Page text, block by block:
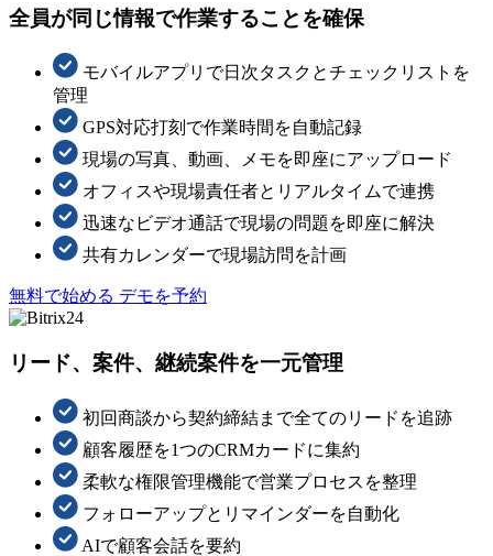
全員が同じ情報で作業することを確保
モバイルアプリで日次タスクとチェックリストを
管理
GPS対応打刻で作業時間を自動記録
現場の写真、動画、メモを即座にアップロード
オフィスや現場責任者とリアルタイムで連携
迅速なビデオ通話で現場の問題を即座に解決
共有カレンダーで現場訪問を計画
無料で始める デモを予約
リード、案件、継続案件を一元管理
初回商談から契約締結まで全てのリードを追跡
顧客履歴を1つのCRMカードに集約
柔軟な権限管理機能で営業プロセスを整理
フォローアップとリマインダーを自動化
AIで顧客会話を要約